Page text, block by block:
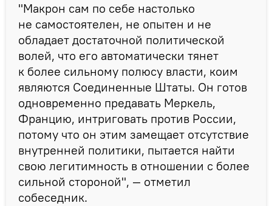
"Макрон сам по себе настолько
не самостоятелен, не опытен и не
обладает достаточной политической
волей, что его автоматически тянет
к более сильному полюсу власти, коим
являются Соединенные Штаты. Он готов
одновременно предавать Меркель,
Францию, интриговать против России,
потому что он этим замещает отсутствие
внутренней политики, пытается найти
свою легитимность в отношении с более
сильной стороной", — отметил
собеседник.